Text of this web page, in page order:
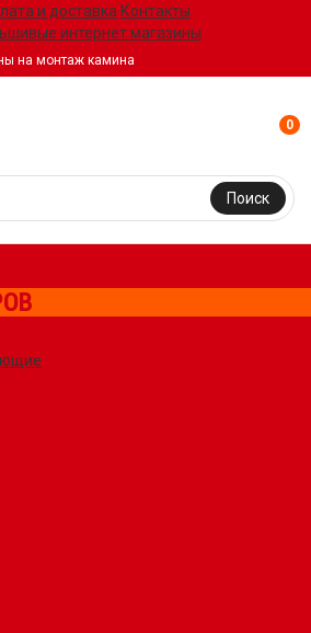
и доставка Контакты
интернет магазины
на монтаж камина
Поиск
0